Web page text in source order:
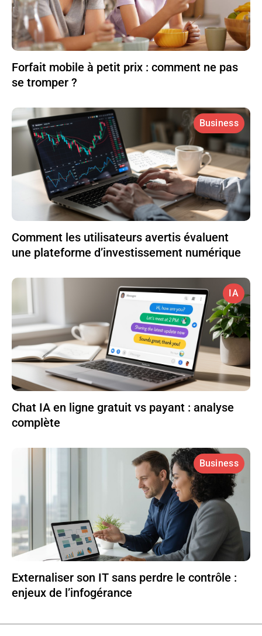
Forfait mobile à petit prix : comment ne pas
se tromper ?
Business
Comment les utilisateurs avertis évaluent
une plateforme d’investissement numérique
IA
Chat IA en ligne gratuit vs payant : analyse
complète
Business
Externaliser son IT sans perdre le contrôle :
enjeux de l’infogérance